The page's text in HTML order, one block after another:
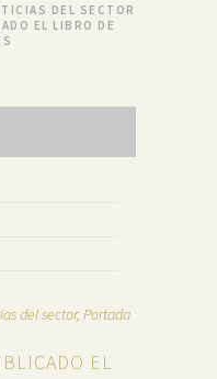
DEL SECTOR
EL LIBRO DE
del sector, Portada
EL